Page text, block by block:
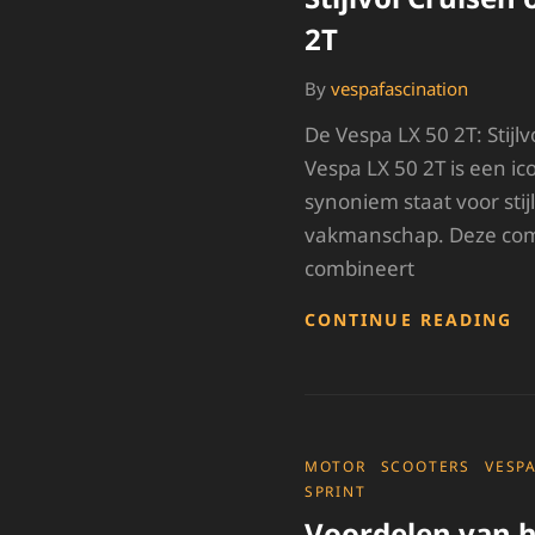
2T
By vespafascination
De Vespa LX 50 2T:
Vespa LX 50 2T is een
synoniem staat voor
vakmanschap. Deze
combineert
CONTINUE READING
50
CATEGORIES
MOTOR SCOOTERS VESPA
SPRINT